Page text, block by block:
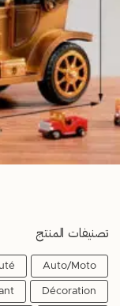
تصنيفات المنتج
Auto/Moto
Décoration